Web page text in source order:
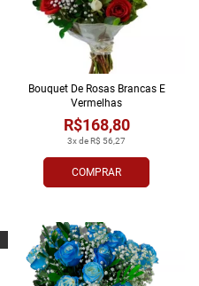
COMPRAR
3x de R$ 56,27
R$168,80
Bouquet De Rosas Brancas E
Vermelhas